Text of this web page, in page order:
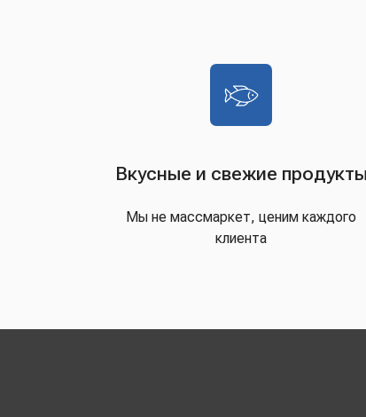
Вкусные и свежие продукты
Мы не массмаркет, ценим каждого
клиента